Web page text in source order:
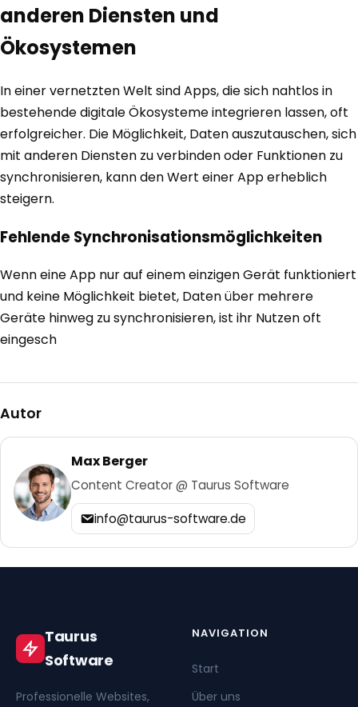
anderen Diensten und
Ökosystemen
In einer vernetzten Welt sind Apps, die sich nahtlos in
bestehende digitale Ökosysteme integrieren lassen, oft
erfolgreicher. Die Möglichkeit, Daten auszutauschen, sich
mit anderen Diensten zu verbinden oder Funktionen zu
synchronisieren, kann den Wert einer App erheblich
steigern.
Fehlende Synchronisationsmöglichkeiten
Wenn eine App nur auf einem einzigen Gerät funktioniert
und keine Möglichkeit bietet, Daten über mehrere
Geräte hinweg zu synchronisieren, ist ihr Nutzen oft
eingesch
Autor
Max Berger
Content Creator @ Taurus Software
info@taurus-software.de
Taurus
Software
Professionelle Websites,
NAVIGATION
Start
Über uns